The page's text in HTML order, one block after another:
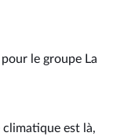
le groupe La
climatique est là,